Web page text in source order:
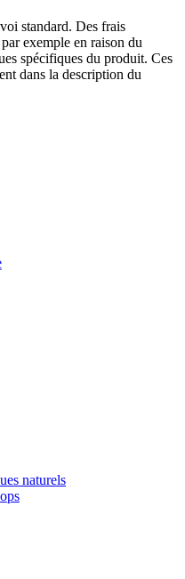
standard. Des frais
exemple en raison du
spécifiques du produit. Ces
dans la description du
naturels